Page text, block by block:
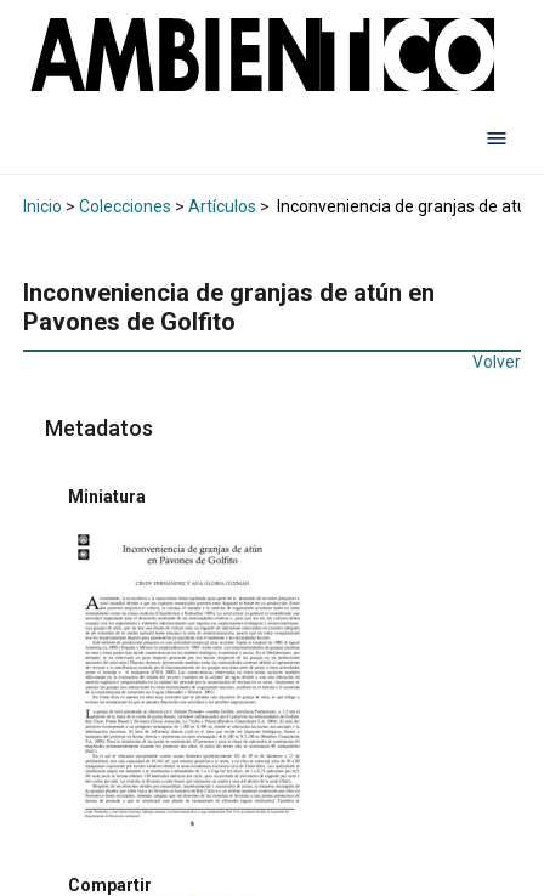
Inicio > Colecciones > Artículos > Inconveniencia de granjas de atún
Inconveniencia de granjas de atún en
Pavones de Golfito
Volver
Metadatos
Miniatura
Compartir